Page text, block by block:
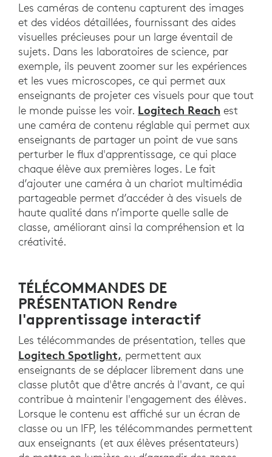
Les caméras de contenu capturent des images
et des vidéos détaillées, fournissant des aides
visuelles précieuses pour un large éventail de
sujets. Dans les laboratoires de science, par
exemple, ils peuvent zoomer sur les expériences
et les vues microscopes, ce qui permet aux
enseignants de projeter ces visuels pour que tout
le monde puisse les voir. Logitech Reach est
une caméra de contenu réglable qui permet aux
enseignants de partager un point de vue sans
perturber le flux d'apprentissage, ce qui place
chaque élève aux premières loges. Le fait
d’ajouter une caméra à un chariot multimédia
partageable permet d’accéder à des visuels de
haute qualité dans n’importe quelle salle de
classe, améliorant ainsi la compréhension et la
créativité.
TÉLÉCOMMANDES DE
PRÉSENTATION Rendre
l'apprentissage interactif
Les télécommandes de présentation, telles que
Logitech Spotlight, permettent aux
enseignants de se déplacer librement dans une
classe plutôt que d'être ancrés à l'avant, ce qui
contribue à maintenir l'engagement des élèves.
Lorsque le contenu est affiché sur un écran de
classe ou un IFP, les télécommandes permettent
aux enseignants (et aux élèves présentateurs)